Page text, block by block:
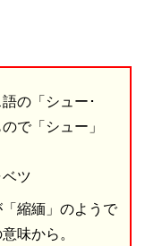
の「シュー･
で「シュー」
ツ
縮緬」のようで
味から。